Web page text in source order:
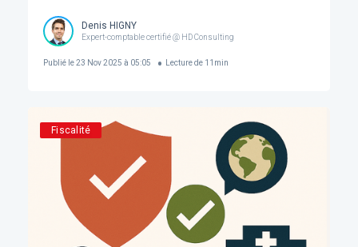
Denis HIGNY
Expert-comptable certifié @ HD Consulting
Publié le23 Nov 2025 à 05:05 Lecture de 11 min
Fiscalité